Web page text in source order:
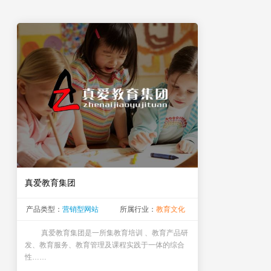
真爱教育集团
产品类型： 营销型网站 所属行业： 教育文化
真爱教育集团是一所集教育培训 、教育产品研
发、教育服务、教育管理及课程实践于一体的综合
性……